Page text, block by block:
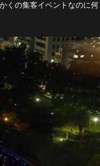
くの集客イベントなのに何